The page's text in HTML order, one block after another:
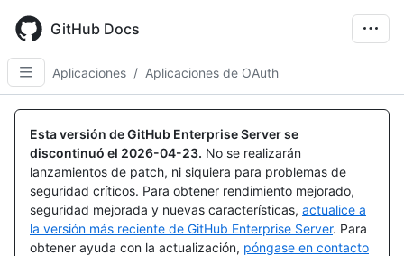
main
content
GitHub Docs
Aplicaciones / Aplicaciones de OAuth
Esta versión de GitHub Enterprise Server se
discontinuó el 2026-04-23. No se realizarán
lanzamientos de patch, ni siquiera para problemas de
seguridad críticos. Para obtener rendimiento mejorado,
seguridad mejorada y nuevas características, actualice a
la versión más reciente de GitHub Enterprise Server. Para
obtener ayuda con la actualización, póngase en contacto